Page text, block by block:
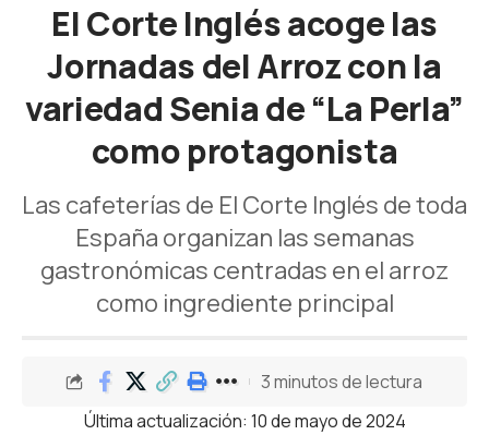
El Corte Inglés acoge las
Jornadas del Arroz con la
variedad Senia de “La Perla”
como protagonista
Las cafeterías de El Corte Inglés de toda
España organizan las semanas
gastronómicas centradas en el arroz
como ingrediente principal
Última actualización: 10 de mayo de 2024
3 minutos de lectura